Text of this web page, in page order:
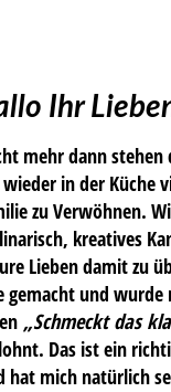
Ihr
mehr dann stehen
in der Küche
zu Verwöhnen.
kreatives
Lieben damit zu
gemacht und wurde
„Schmeckt das
Das ist ein
hat mich natürlich